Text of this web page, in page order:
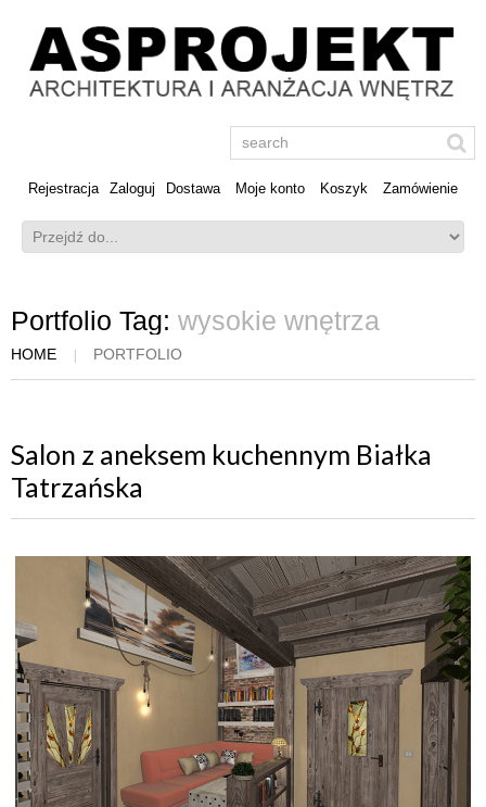
Rejestracja Zaloguj Dostawa Moje konto Koszyk Zamówienie
Portfolio Tag: wysokie wnętrza
HOME PORTFOLIO
Salon z aneksem kuchennym Białka
Tatrzańska